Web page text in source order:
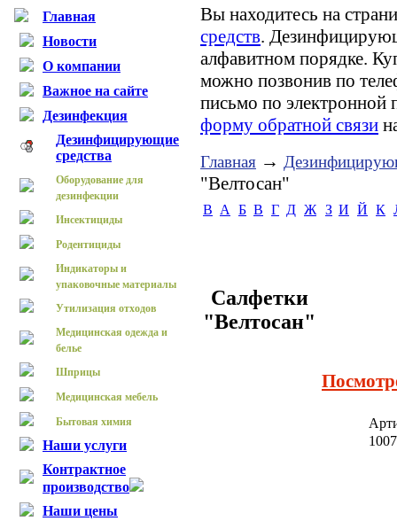
Главная
Новости
О компании
Важное на сайте
Дезинфекция
Дезинфицирующие
средства
Оборудование для
дезинфекции
Инсектициды
Родентициды
Индикаторы и
упаковочные материалы
Утилизация отходов
Медицинская одежда и
белье
Шприцы
Медицинская мебель
Бытовая химия
Наши услуги
Контрактное
производство
Наши цены
Вы находитесь на
средств.
алфавитном порядке.
можно позвонив по
письмо по электронной
форму обратной связи
Главная →
"Велтосан"
B А Б В Г Д Ж З И Й К
Салфетки
"Велтосан"